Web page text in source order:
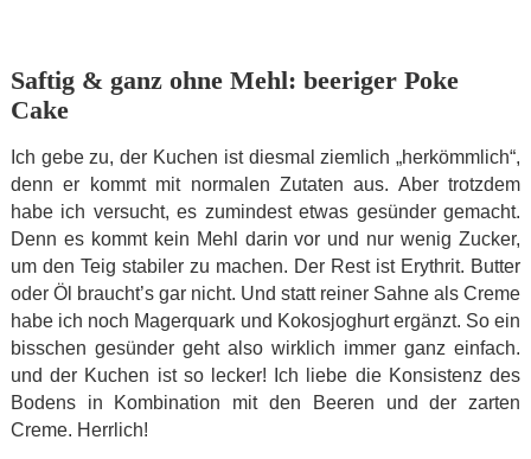
Saftig & ganz ohne Mehl: beeriger Poke
Cake
Ich gebe zu, der Kuchen ist diesmal ziemlich „herkömmlich“,
denn er kommt mit normalen Zutaten aus. Aber trotzdem
habe ich versucht, es zumindest etwas gesünder gemacht.
Denn es kommt kein Mehl darin vor und nur wenig Zucker,
um den Teig stabiler zu machen. Der Rest ist Erythrit. Butter
oder Öl braucht’s gar nicht. Und statt reiner Sahne als Creme
habe ich noch Magerquark und Kokosjoghurt ergänzt. So ein
bisschen gesünder geht also wirklich immer ganz einfach.
und der Kuchen ist so lecker! Ich liebe die Konsistenz des
Bodens in Kombination mit den Beeren und der zarten
Creme. Herrlich!